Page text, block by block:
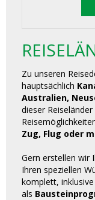
Zu unseren
hauptsächlich
Australien,
dieser
Zug, Flug oder
Gern erstellen wir
Ihren speziellen
komplett,
als